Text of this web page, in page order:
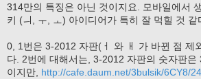
314만의 특징은 아닌 것이지요. 모바일에서
키 (ㅢ, ㅜ, ㅗ) 아이디어가 특히 잘 먹힐 것 같
0, 1번은 3-2012 자판(ㅓ 와 ㅐ 가 바뀐 점 제
다. 2번에 대해서는, 3-2012 자판의 숫자판은
이지만, http://cafe.daum.net/3bulsik/6CY8/